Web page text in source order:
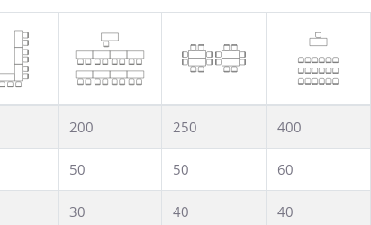
für betriebliche Events ist exzellent. Gerne
einer kulinarischen Strandolympiade oder einem
Wünschen.
200 250 400
50 50 60
30 40 40